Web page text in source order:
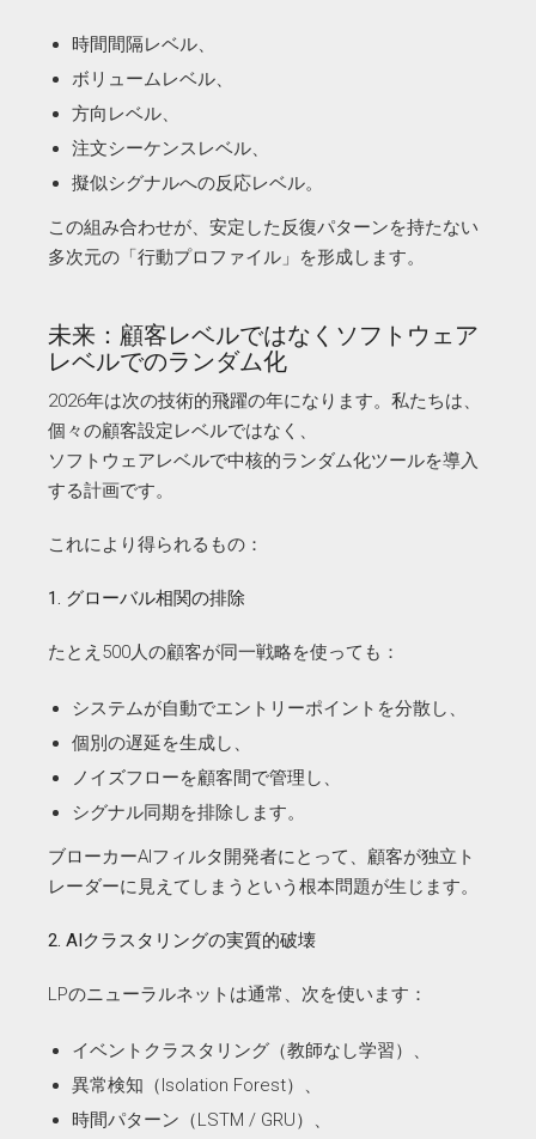
時間間隔レベル、
ボリュームレベル、
方向レベル、
注文シーケンスレベル、
擬似シグナルへの反応レベル。
この組み合わせが、安定した反復パターンを持たない
多次元の「行動プロファイル」を形成します。
未来：顧客レベルではなくソフトウェア
レベルでのランダム化
2026年は次の技術的飛躍の年になります。私たちは、
個々の顧客設定レベルではなく、
ソフトウェアレベルで中核的ランダム化ツールを導入
する計画です。
これにより得られるもの：
1. グローバル相関の排除
たとえ500人の顧客が同一戦略を使っても：
システムが自動でエントリーポイントを分散し、
個別の遅延を生成し、
ノイズフローを顧客間で管理し、
シグナル同期を排除します。
ブローカーAIフィルタ開発者にとって、顧客が独立ト
レーダーに見えてしまうという根本問題が生じます。
2. AIクラスタリングの実質的破壊
LPのニューラルネットは通常、次を使います：
イベントクラスタリング（教師なし学習）、
異常検知（Isolation Forest）、
時間パターン（LSTM / GRU）、